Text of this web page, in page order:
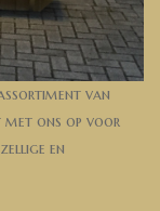
van
met ons op voor
en